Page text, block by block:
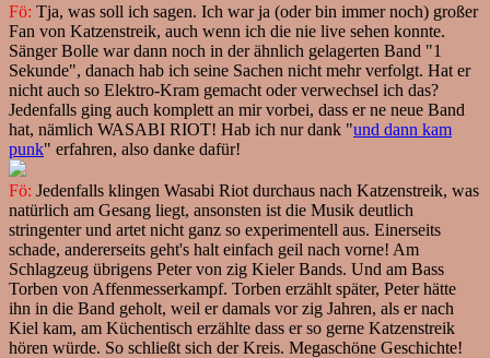
Fö: Tja, was soll ich sagen. Ich war ja (oder bin immer noch) großer
Fan von Katzenstreik, auch wenn ich die nie live sehen konnte.
Sänger Bolle war dann noch in der ähnlich gelagerten Band "1
Sekunde", danach hab ich seine Sachen nicht mehr verfolgt. Hat er
nicht auch so Elektro-Kram gemacht oder verwechsel ich das?
Jedenfalls ging auch komplett an mir vorbei, dass er ne neue Band
hat, nämlich WASABI RIOT! Hab ich nur dank "und dann kam
punk" erfahren, also danke dafür!
Fö: Jedenfalls klingen Wasabi Riot durchaus nach Katzenstreik, was
natürlich am Gesang liegt, ansonsten ist die Musik deutlich
stringenter und artet nicht ganz so experimentell aus. Einerseits
schade, andererseits geht's halt einfach geil nach vorne! Am
Schlagzeug übrigens Peter von zig Kieler Bands. Und am Bass
Torben von Affenmesserkampf. Torben erzählt später, Peter hätte
ihn in die Band geholt, weil er damals vor zig Jahren, als er nach
Kiel kam, am Küchentisch erzählte dass er so gerne Katzenstreik
hören würde. So schließt sich der Kreis. Megaschöne Geschichte!